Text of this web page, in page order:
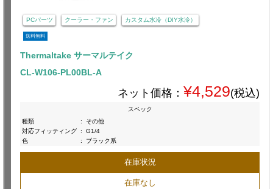
PCパーツ クーラー・ファン カスタム水冷（DIY水冷）
送料無料
Thermaltake サーマルテイク
CL-W106-PL00BL-A
ネット価格： ¥4,529(税込)
スペック
種類
:
その他
対応フィッティング :
G1/4
色
: ブラック系
在庫状況
在庫なし